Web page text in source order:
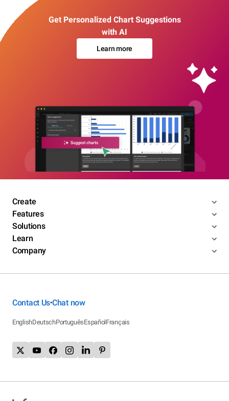
Get Personalized Chart Suggestions
with AI
Learn more
Create
Features
Solutions
Learn
Company
Contact Us•Chat now
EnglishDeutschPortuguêsEspañolFrançais